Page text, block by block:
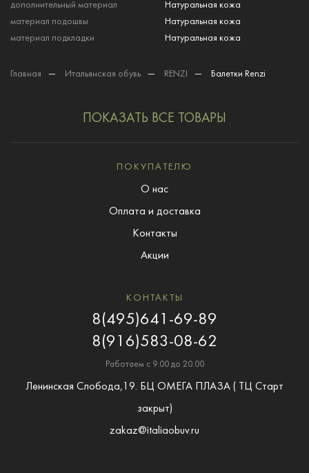
дополнительный материал
Натуральная кожа
материал подошвы
Натуральная кожа
материал подкладки
Натуральная кожа
Главная — Итальянская обувь — RENZI — Балетки Renzi
ПОКАЗАТЬ ВСЕ ТОВАРЫ
ПОКУПАТЕЛЮ
О нас
Оплата и доставка
Контакты
Акции
КОНТАКТЫ
8(495)641-69-89
8(916)583-08-62
Работаем с 9.00 до 20.00
Ленинская Слобода,19. БЦ ОМЕГА ПЛАЗА ( ТЦ Старт
закрыт)
zakaz@italiaobuv.ru